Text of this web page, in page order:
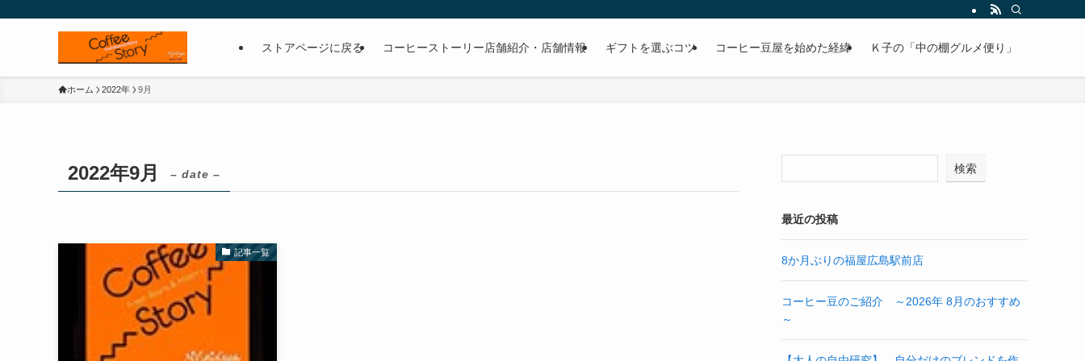
ストアページに戻る コーヒーストーリー店舗紹介・店舗情報 ギフトを選ぶコツ コーヒー豆屋を始めた経緯 Ｋ子の「中の棚グルメ便り」
ホーム 2022年 9月
2022年9月 – date –
記事一覧
検索
最近の投稿
8か月ぶりの福屋広島駅前店
コーヒー豆のご紹介 ～2026年 8月のおすすめ
～